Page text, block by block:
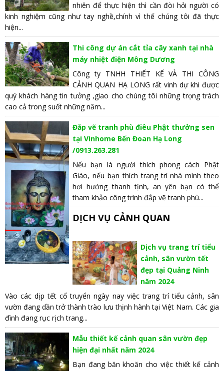
nhiên để thực hiện thì cần đòi hỏi người có
kinh nghiệm cũng như tay nghề,chính vì thế chúng tôi đã thực
hiện...
Thi công dự án cắt tỉa cây xanh tại nhà
máy nhiệt điện Mông Dương
Công ty TNHH THIẾT KẾ VÀ THI CÔNG
CẢNH QUAN HẠ LONG rất vinh dự khi được
quý khách hàng tin tưởng ,giao cho chúng tôi những trọng trách
cao cả trong suốt những năm...
Đắp vẽ tranh phù điêu Phật thưởng sen
tại Vinhome Bến Đoan Hạ Long
/0913.263.281
Nếu bạn là người thích phong cách Phật
Giáo, nếu bạn thích trang trí nhà mình theo
hơi hướng thanh tịnh, an yên bạn có thể
tham khảo công trình đắp vẽ tranh phù...
DỊCH VỤ CẢNH QUAN
Dịch vụ trang trí tiểu
cảnh, sân vườn tết
đẹp tại Quảng Ninh
năm 2024
Vào các dịp tết cổ truyển ngày nay việc trang trí tiểu cảnh, sân
vườn đang dần trở thành trào lưu thịnh hành tại Việt Nam. Các gia
đình đang rục rịch trang...
Mẫu thiết kế cảnh quan sân vườn đẹp
hiện đại nhất năm 2024
Bạn đang băn khoăn cho việc thiết kế cảnh